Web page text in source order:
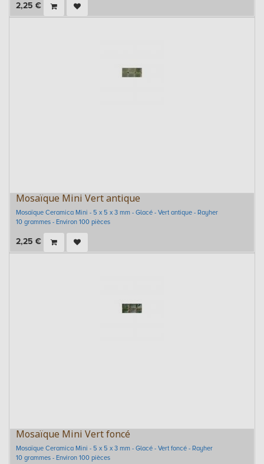
2,25 €
Mosaïque Mini Vert antique
Mosaïque Ceramica Mini - 5 x 5 x 3 mm - Glacé - Vert antique - Rayher
10 grammes - Environ 100 pièces
2,25 €
Mosaïque Mini Vert foncé
Mosaïque Ceramica Mini - 5 x 5 x 3 mm - Glacé - Vert foncé - Rayher
10 grammes - Environ 100 pièces